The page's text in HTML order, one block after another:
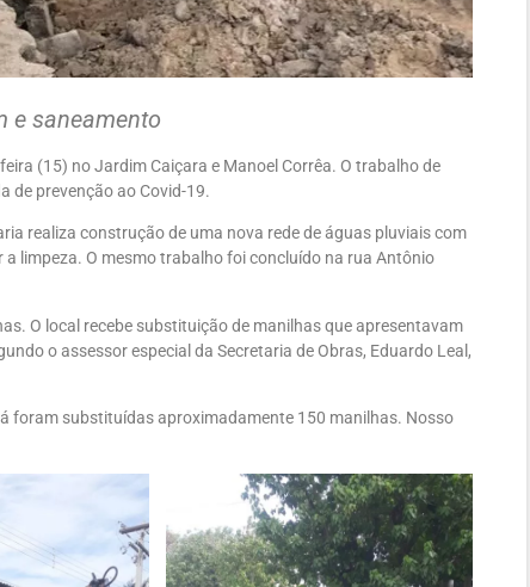
e saneamento
(15) no Jardim Caiçara e Manoel Corrêa. O trabalho de
de prevenção ao Covid-19.
realiza construção de uma nova rede de águas pluviais com
limpeza. O mesmo trabalho foi concluído na rua Antônio
O local recebe substituição de manilhas que apresentavam
o assessor especial da Secretaria de Obras, Eduardo Leal,
foram substituídas aproximadamente 150 manilhas. Nosso